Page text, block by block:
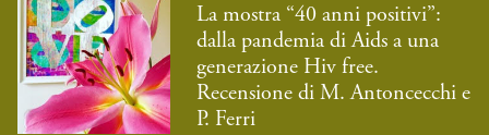
La mostra “40 anni positivi”:
dalla pandemia di Aids a una
generazione Hiv free.
Recensione di M. Antoncecchi e
P. Ferri